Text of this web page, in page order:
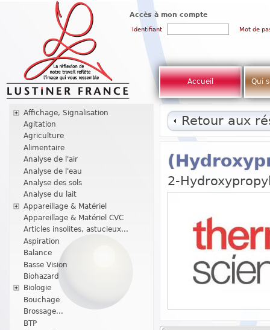
Accès à mon compte
Identifiant Mot de
Accueil Qui
Affichage, Signalisation
Agitation
Agriculture
Alimentaire
Analyse de l'air
Analyse de l'eau
Analyse des sols
Analyse du lait
Appareillage & Matériel
Appareillage & Matériel CVC
Articles insolites, astucieux...
Aspiration
Balance
Basse Vision
Biohazard
Biologie
Bouchage
Brossage...
BTP
Retour aux
2-